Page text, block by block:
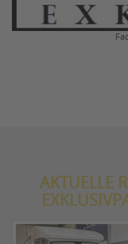
AKTUELLE